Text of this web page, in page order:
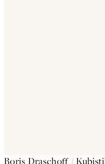
Boris Draschoff /